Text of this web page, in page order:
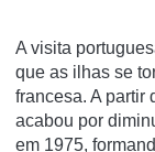
A visita
que as ilhas se
francesa. A partir
acabou por
em 1975,